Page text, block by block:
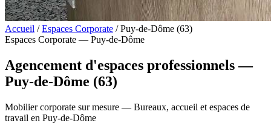
Accueil / Espaces Corporate / Puy-de-Dôme (63)
Espaces Corporate — Puy-de-Dôme
Agencement d'espaces professionnels —
Puy-de-Dôme (63)
Mobilier corporate sur mesure — Bureaux, accueil et espaces de
travail en Puy-de-Dôme